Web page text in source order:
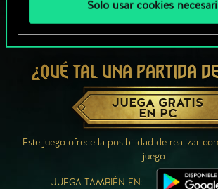
Solo usar cookies
¿QUÉ TAL UNA PARTIDA
JUEGA GRATIS
EN PC
Este juego ofrece la posibilidad de realizar
juego
JUEGA TAMBIÉN EN: